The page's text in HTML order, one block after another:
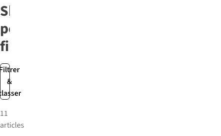
&
Shorts
pour
fille
11
articles